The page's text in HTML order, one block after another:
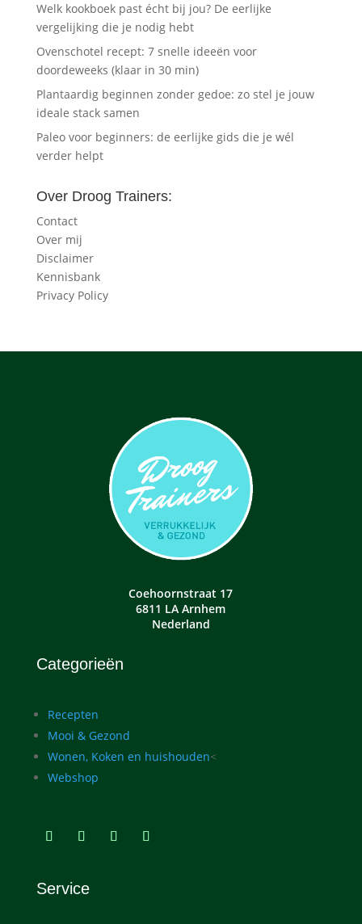
Welk kookboek past écht bij jou? De eerlijke
vergelijking die je nodig hebt
Ovenschotel recept: 7 snelle ideeën voor
doordeweeks (klaar in 30 min)
Plantaardig beginnen zonder gedoe: zo stel je jouw
ideale stack samen
Paleo voor beginners: de eerlijke gids die je wél
verder helpt
Over Droog Trainers:
Contact
Over mij
Disclaimer
Kennisbank
Privacy Policy
Coehoornstraat 17
6811 LA Arnhem
Nederland
Categorieën
Recepten
Mooi & Gezond
Wonen, Koken en huishouden<
Webshop
Service